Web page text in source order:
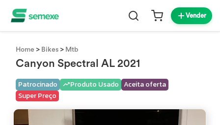
Vender
Home > Bikes > Mtb
Canyon Spectral AL 2021
Patrocinado Produto Usado Aceita oferta
Super Preço